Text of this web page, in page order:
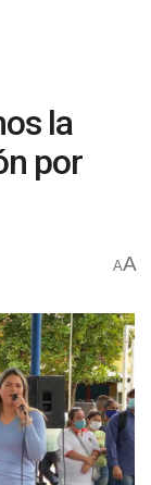
la
por
AA